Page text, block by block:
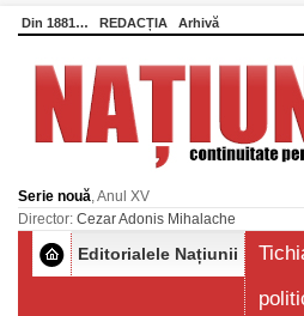
Din 1881… REDACȚIA Arhivă
Serie nouă, Anul XV
Director: Cezar Adonis Mihalache
Editorialele Națiunii